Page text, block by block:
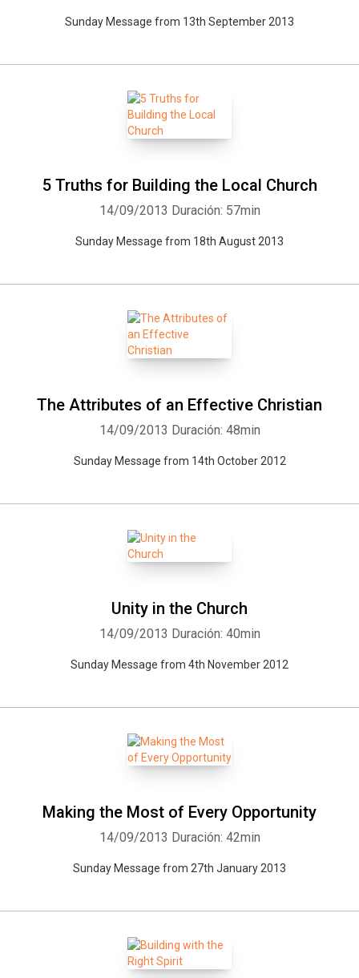
Sunday Message from 13th September 2013
5 Truths for Building the Local Church
14/09/2013 Duración: 57min
Sunday Message from 18th August 2013
The Attributes of an Effective Christian
14/09/2013 Duración: 48min
Sunday Message from 14th October 2012
Unity in the Church
14/09/2013 Duración: 40min
Sunday Message from 4th November 2012
Making the Most of Every Opportunity
14/09/2013 Duración: 42min
Sunday Message from 27th January 2013